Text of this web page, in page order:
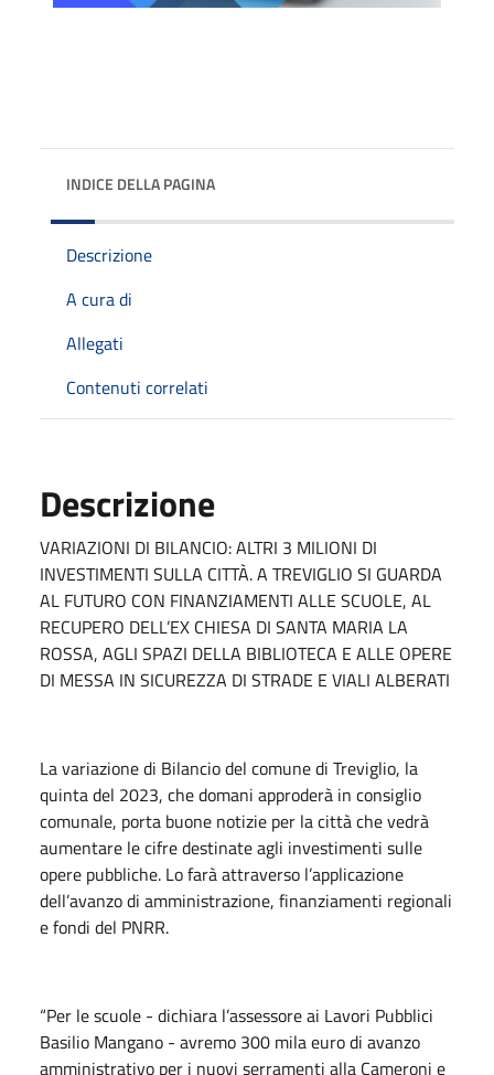
INDICE DELLA PAGINA
Descrizione
A cura di
Allegati
Contenuti correlati
Descrizione
VARIAZIONI DI BILANCIO: ALTRI 3 MILIONI DI
INVESTIMENTI SULLA CITTÀ. A TREVIGLIO SI GUARDA
AL FUTURO CON FINANZIAMENTI ALLE SCUOLE, AL
RECUPERO DELL’EX CHIESA DI SANTA MARIA LA
ROSSA, AGLI SPAZI DELLA BIBLIOTECA E ALLE OPERE
DI MESSA IN SICUREZZA DI STRADE E VIALI ALBERATI
La variazione di Bilancio del comune di Treviglio, la
quinta del 2023, che domani approderà in consiglio
comunale, porta buone notizie per la città che vedrà
aumentare le cifre destinate agli investimenti sulle
opere pubbliche. Lo farà attraverso l’applicazione
dell’avanzo di amministrazione, finanziamenti regionali
e fondi del PNRR.
“Per le scuole - dichiara l’assessore ai Lavori Pubblici
Basilio Mangano - avremo 300 mila euro di avanzo
amministrativo per i nuovi serramenti alla Cameroni e